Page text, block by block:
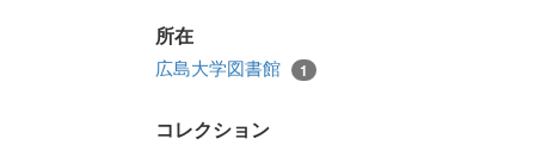
所在
広島大学図書館 1
コレクション